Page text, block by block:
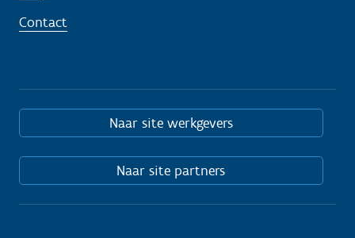
Contact
Naar site werkgevers
Naar site partners